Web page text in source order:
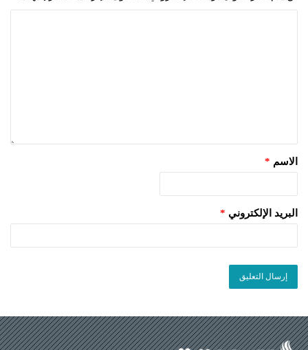
الاسم *
البريد الإلكتروني *